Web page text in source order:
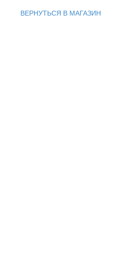
ВЕРНУТЬСЯ В МАГАЗИН